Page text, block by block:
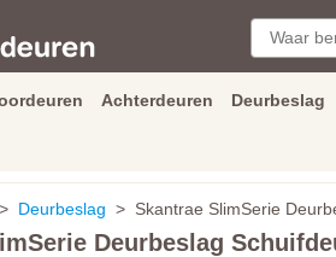
Achterdeuren Deurbeslag
> Deurbeslag > Skantrae SlimSerie
Deurbeslag